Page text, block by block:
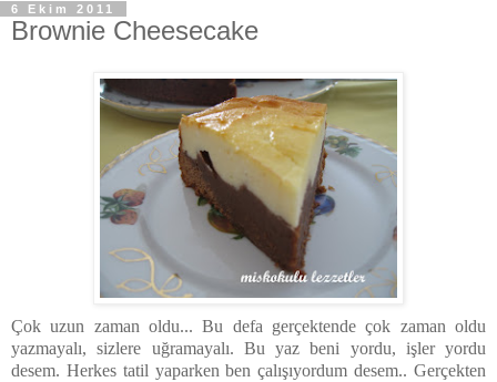
6 Ekim 2011
Brownie Cheesecake
Çok uzun zaman oldu... Bu defa gerçektende çok zaman oldu
yazmayalı, sizlere uğramayalı. Bu yaz beni yordu, işler yordu
desem. Herkes tatil yaparken ben çalışıyordum desem.. Gerçekten